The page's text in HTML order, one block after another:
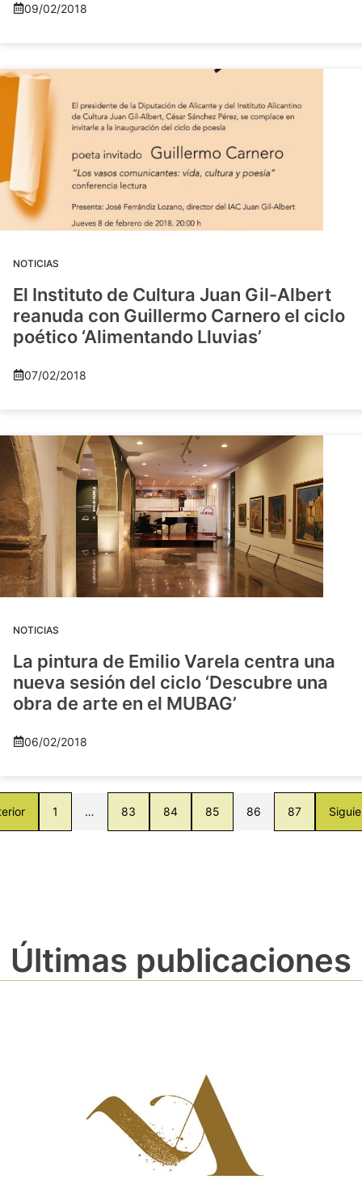
09/02/2018
NOTICIAS
El Instituto de Cultura Juan Gil-Albert
reanuda con Guillermo Carnero el ciclo
poético ‘Alimentando Lluvias’
07/02/2018
NOTICIAS
La pintura de Emilio Varela centra una
nueva sesión del ciclo ‘Descubre una
obra de arte en el MUBAG’
06/02/2018
1 … 83 84 85 86 87
Últimas publicaciones